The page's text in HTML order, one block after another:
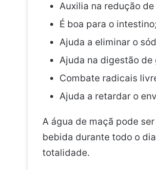
Auxilia na redução
É boa para o intestino;
Ajuda a eliminar o
Ajuda na digestão de
Combate radicais
Ajuda a retardar o
A água de maçã pode
bebida durante todo o
totalidade.